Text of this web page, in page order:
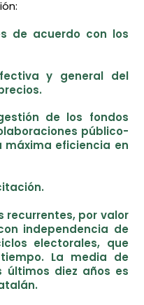
de acuerdo con los
y general del
de los fondos
público-
eficiencia en
recurrentes, por valor
independencia de
electorales, que
La media de
últimos diez años es